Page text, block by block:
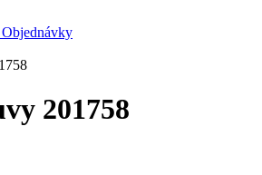
201758